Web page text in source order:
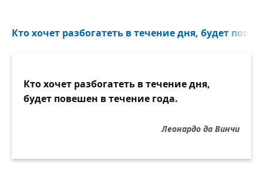
Кто хочет разбогатеть в течение дня, будет
Кто хочет разбогатеть в течение дня,
будет повешен в течение года.
Леонардо да Винчи